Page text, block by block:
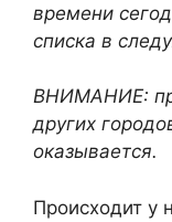
времени
списка в
ВНИМАНИЕ:
других
оказывается.
Происходит у